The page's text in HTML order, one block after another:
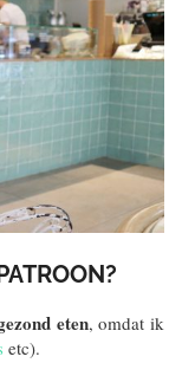
eten, omdat ik
etc).